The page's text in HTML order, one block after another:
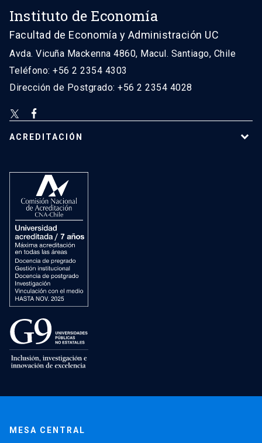
Instituto de Economía
Facultad de Economía y Administración UC
Avda. Vicuña Mackenna 4860, Macul. Santiago, Chile
Teléfono: +56 2 2354 4303
Dirección de Postgrado: +56 2 2354 4028
ACREDITACIÓN
MESA CENTRAL